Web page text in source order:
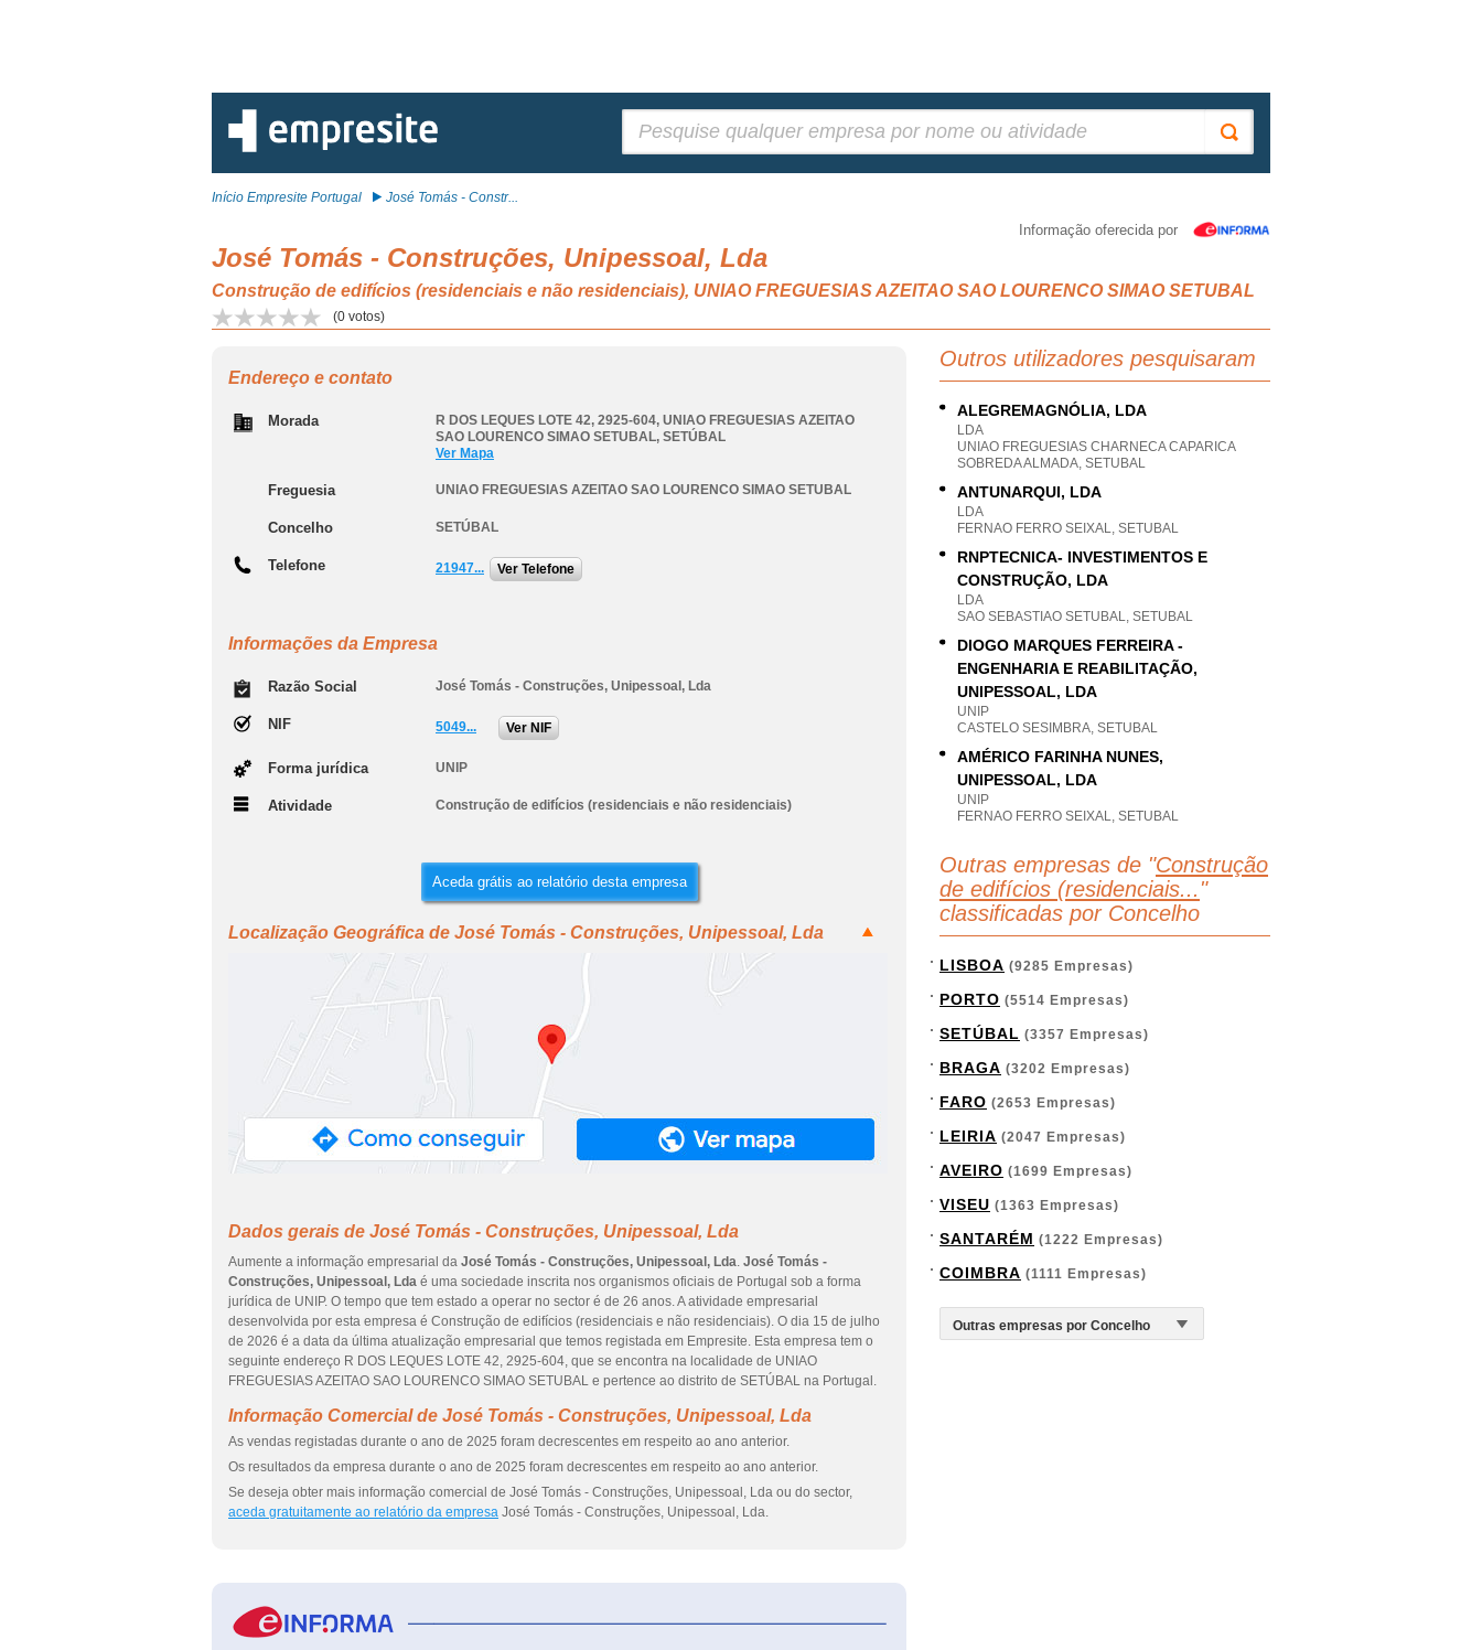
Início Empresite Portugal José Tomás - Constr...
Informação oferecida por
José Tomás - Construções, Unipessoal, Lda
Construção de edifícios (residenciais e não residenciais), UNIAO FREGUESIAS AZEITAO SAO LOURENCO SIMAO SETUBAL
(0 votos)
Endereço e contato
Morada R DOS LEQUES LOTE 42, 2925-604, UNIAO FREGUESIAS AZEITAO
SAO LOURENCO SIMAO SETUBAL, SETÚBAL
Ver Mapa
Freguesia UNIAO FREGUESIAS AZEITAO SAO LOURENCO SIMAO SETUBAL
Concelho SETÚBAL
Telefone 21947... Ver Telefone
Informações da Empresa
Razão Social José Tomás - Construções, Unipessoal, Lda
NIF 5049... Ver NIF
Forma jurídica UNIP
Atividade Construção de edifícios (residenciais e não residenciais)
Aceda grátis ao relatório desta empresa
Localização Geográfica de José Tomás - Construções, Unipessoal, Lda
Dados gerais de José Tomás - Construções, Unipessoal, Lda
Aumente a informação empresarial da José Tomás - Construções, Unipessoal, Lda. José Tomás -
Construções, Unipessoal, Lda é uma sociedade inscrita nos organismos oficiais de Portugal sob a forma
jurídica de UNIP. O tempo que tem estado a operar no sector é de 26 anos. A atividade empresarial
desenvolvida por esta empresa é Construção de edifícios (residenciais e não residenciais). O dia 15 de julho
de 2026 é a data da última atualização empresarial que temos registada em Empresite. Esta empresa tem o
seguinte endereço R DOS LEQUES LOTE 42, 2925-604, que se encontra na localidade de UNIAO
FREGUESIAS AZEITAO SAO LOURENCO SIMAO SETUBAL e pertence ao distrito de SETÚBAL na Portugal.
Informação Comercial de José Tomás - Construções, Unipessoal, Lda
As vendas registadas durante o ano de 2025 foram decrescentes em respeito ao ano anterior.
Os resultados da empresa durante o ano de 2025 foram decrescentes em respeito ao ano anterior.
Se deseja obter mais informação comercial de José Tomás - Construções, Unipessoal, Lda ou do sector,
aceda gratuitamente ao relatório da empresa José Tomás - Construções, Unipessoal, Lda.
Outros utilizadores pesquisaram
ALEGREMAGNÓLIA, LDA
LDA
UNIAO FREGUESIAS CHARNECA CAPARICA
SOBREDA ALMADA, SETUBAL
ANTUNARQUI, LDA
LDA
FERNAO FERRO SEIXAL, SETUBAL
RNPTECNICA- INVESTIMENTOS E
CONSTRUÇÃO, LDA
LDA
SAO SEBASTIAO SETUBAL, SETUBAL
DIOGO MARQUES FERREIRA -
ENGENHARIA E REABILITAÇÃO,
UNIPESSOAL, LDA
UNIP
CASTELO SESIMBRA, SETUBAL
AMÉRICO FARINHA NUNES,
UNIPESSOAL, LDA
UNIP
FERNAO FERRO SEIXAL, SETUBAL
Outras empresas de "Construção
de edifícios (residenciais... "
classificadas por Concelho
LISBOA (9285 Empresas)
PORTO (5514 Empresas)
SETÚBAL (3357 Empresas)
BRAGA (3202 Empresas)
FARO (2653 Empresas)
LEIRIA (2047 Empresas)
AVEIRO (1699 Empresas)
VISEU (1363 Empresas)
SANTARÉM (1222 Empresas)
COIMBRA (1111 Empresas)